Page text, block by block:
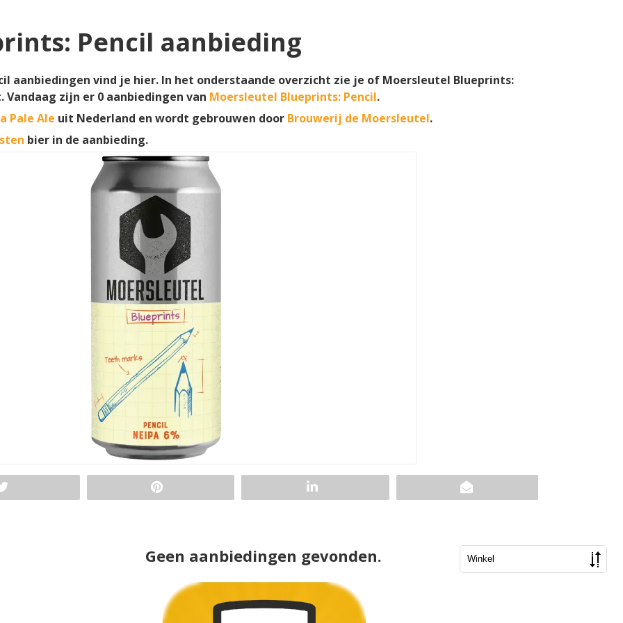
Pencil aanbieding
aanbiedingen vind je hier. In het onderstaande overzicht zie je of Moersleutel Blueprints:
Vandaag zijn er 0 aanbiedingen van Moersleutel Blueprints: Pencil.
Pale Ale uit Nederland en wordt gebrouwen door Brouwerij de Moersleutel.
bier in de aanbieding.
Geen aanbiedingen gevonden.